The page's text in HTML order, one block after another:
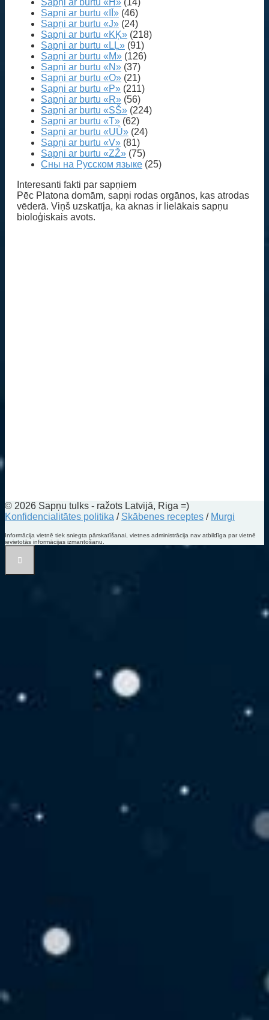
Sapņi ar burtu «IĪ» (46)
Sapņi ar burtu «J» (24)
Sapņi ar burtu «KĶ» (218)
Sapņi ar burtu «LĻ» (91)
Sapņi ar burtu «M» (126)
Sapņi ar burtu «N» (37)
Sapņi ar burtu «O» (21)
Sapņi ar burtu «P» (211)
Sapņi ar burtu «R» (56)
Sapņi ar burtu «SŠ» (224)
Sapņi ar burtu «T» (62)
Sapņi ar burtu «UŪ» (24)
Sapņi ar burtu «V» (81)
Sapņi ar burtu «ZŽ» (75)
Сны на Русском языке (25)
Interesanti fakti par sapņiem
Pēc Platona domām, sapņi rodas orgānos, kas atrodas
vēderā. Viņš uzskatīja, ka aknas ir lielākais sapņu
bioloģiskais avots.
© 2026 Sapņu tulks - ražots Latvijā, Riga =)
Konfidencialitātes politika / Skābenes receptes / Murgi
Informācija vietnē tiek sniegta pārskatīšanai, vietnes administrācija nav atbildīga par vietnē
ievietotās informācijas izmantošanu.